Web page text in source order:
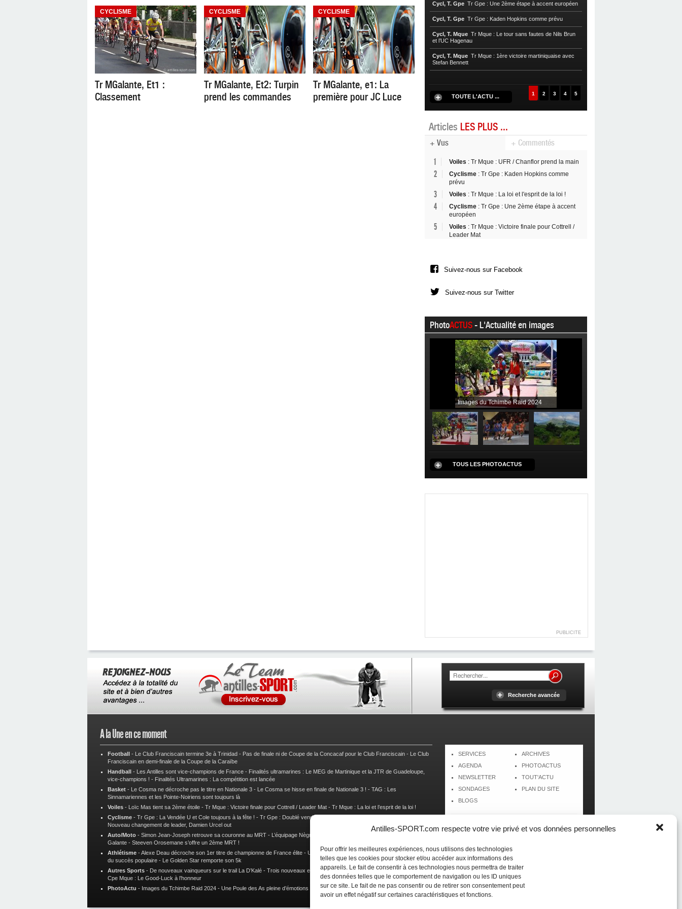
Antilles-SPORT.com respecte votre vie privé et vos données personnelles
Pour offrir les meilleures expériences, nous utilisons des technologies
telles que les cookies pour stocker et/ou accéder aux informations des
appareils. Le fait de consentir à ces technologies nous permettra de traiter
des données telles que le comportement de navigation ou les ID uniques
sur ce site. Le fait de ne pas consentir ou de retirer son consentement peut
avoir un effet négatif sur certaines caractéristiques et fonctions.
CYCLISME
Tr MGalante, Et1 :
Classement
CYCLISME
Tr MGalante, Et2: Turpin
prend les commandes
CYCLISME
Tr MGalante, e1: La
première pour JC Luce
Cycl, T. Gpe Tr Gpe : Une 2ème étape à accent européen
Cycl, T. Gpe Tr Gpe : Kaden Hopkins comme prévu
Cycl, T. Mque Tr Mque : Le tour sans fautes de Nils Brun
et l’UC Hagenau
Cycl, T. Mque Tr Mque : 1ère victoire martiniquaise avec
Stefan Bennett
TOUTE L'ACTU ... 1 2 3 4 5
Articles LES PLUS ...
+ Vus + Commentés
1 Voiles : Tr Mque : UFR / Chanflor prend la main
2 Cyclisme : Tr Gpe : Kaden Hopkins comme
prévu
3 Voiles : Tr Mque : La loi et l'esprit de la loi !
4 Cyclisme : Tr Gpe : Une 2ème étape à accent
européen
5 Voiles : Tr Mque : Victoire finale pour Cottrell /
Leader Mat
Suivez-nous sur Facebook
Suivez-nous sur Twitter
PhotoACTUS- L'Actualité en images
Images du Tchimbe Raid 2024
TOUS LES PHOTOACTUS
PUBLICITE
Recherche avancée
A la Une en ce moment
Football - Le Club Franciscain termine 3e à Trinidad - Pas de finale ni de Coupe de la Concacaf pour le Club Franciscain - Le Club
Franciscain en demi-finale de la Coupe de la Caraïbe
Handball - Les Antilles sont vice-champions de France - Finalités ultramarines : Le MEG de Martinique et la JTR de Guadeloupe,
vice-champions ! - Finalités Ultramarines : La compétition est lancée
Basket - Le Cosma ne décroche pas le titre en Nationale 3 - Le Cosma se hisse en finale de Nationale 3 ! - TAG : Les
Sinnamariennes et les Pointe-Noiriens sont toujours là
Voiles - Loïc Mas tient sa 2ème étoile - Tr Mque : Victoire finale pour Cottrell / Leader Mat - Tr Mque : La loi et l’esprit de la loi !
Cyclisme - Tr Gpe : La Vendée U et Cole toujours à la fête ! - Tr Gpe : Doublé vendéen sur l’étape des Mamelles
Nouveau changement de leader, Damien Urcel out
Auto/Moto - Simon Jean-Joseph retrouve sa couronne au MRT - L’équipage Nègre – Gérard remporte le 9e rallye du Pays Marie-
Galante - Steeven Orosemane s’offre un 2ème MRT !
Athlétisme -Alexe Deau décroche son 1er titre de championne de France élite - Un semi marathon sous le signe de la chaleur et
du succès populaire - Le Golden Star remporte son 5k
Autres Sports - De nouveaux vainqueurs sur le trail La D’Kalé - Trois nouveaux et un habitué au palmarès du Trail des Trésors-
Cpe Mque : Le Good-Luck à l’honneur
PhotoActu - Images du Tchimbe Raid 2024 - Une Poule des As pleine d’émotions ! Images de la Woulib 113 X-Trem
SERVICES
AGENDA
NEWSLETTER
SONDAGES
BLOGS
ARCHIVES
PHOTOACTUS
TOUT'ACTU
PLAN DU SITE